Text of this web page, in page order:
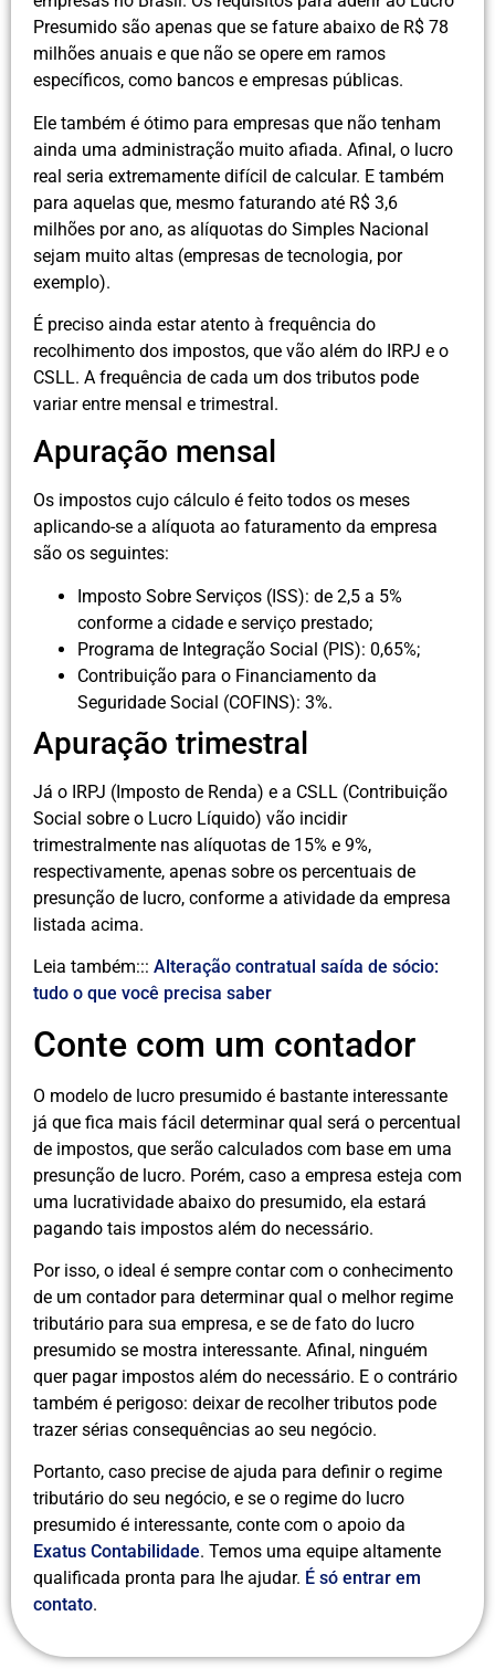
Presumido são apenas que se fature abaixo de R$ 78
milhões anuais e que não se opere em ramos
específicos, como bancos e empresas públicas.
Ele também é ótimo para empresas que não tenham
ainda uma administração muito afiada. Afinal, o lucro
real seria extremamente difícil de calcular. E também
para aquelas que, mesmo faturando até R$ 3,6
milhões por ano, as alíquotas do Simples Nacional
sejam muito altas (empresas de tecnologia, por
exemplo).
É preciso ainda estar atento à frequência do
recolhimento dos impostos, que vão além do IRPJ e o
CSLL. A frequência de cada um dos tributos pode
variar entre mensal e trimestral.
Apuração mensal
Os impostos cujo cálculo é feito todos os meses
aplicando-se a alíquota ao faturamento da empresa
são os seguintes:
Imposto Sobre Serviços (ISS): de 2,5 a 5%
conforme a cidade e serviço prestado;
Programa de Integração Social (PIS): 0,65%;
Contribuição para o Financiamento da
Seguridade Social (COFINS): 3%.
Apuração trimestral
Já o IRPJ (Imposto de Renda) e a CSLL (Contribuição
Social sobre o Lucro Líquido) vão incidir
trimestralmente nas alíquotas de 15% e 9%,
respectivamente, apenas sobre os percentuais de
presunção de lucro, conforme a atividade da empresa
listada acima.
Leia também::: Alteração contratual saída de sócio:
tudo o que você precisa saber
Conte com um contador
O modelo de lucro presumido é bastante interessante
já que fica mais fácil determinar qual será o percentual
de impostos, que serão calculados com base em uma
presunção de lucro. Porém, caso a empresa esteja com
uma lucratividade abaixo do presumido, ela estará
pagando tais impostos além do necessário.
Por isso, o ideal é sempre contar com o conhecimento
de um contador para determinar qual o melhor regime
tributário para sua empresa, e se de fato do lucro
presumido se mostra interessante. Afinal, ninguém
quer pagar impostos além do necessário. E o contrário
também é perigoso: deixar de recolher tributos pode
trazer sérias consequências ao seu negócio.
Portanto, caso precise de ajuda para definir o regime
tributário do seu negócio, e se o regime do lucro
presumido é interessante, conte com o apoio da
Exatus Contabilidade. Temos uma equipe altamente
qualificada pronta para lhe ajudar. É só entrar em
contato.